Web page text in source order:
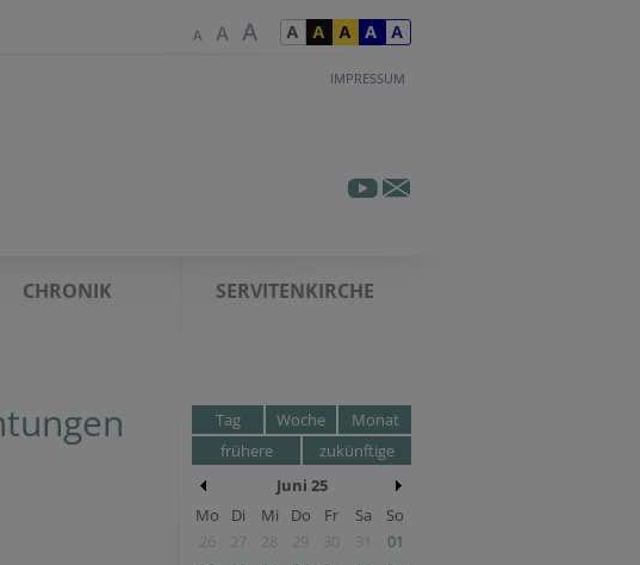
IMPRESSUM
CHRONIK SERVITENKIRCHE
Tag Woche
Monat
frühere
zukünftige
Juni 25
Mo
Di Mi Do Fr Sa
So
26
27 28 29 30 31
01